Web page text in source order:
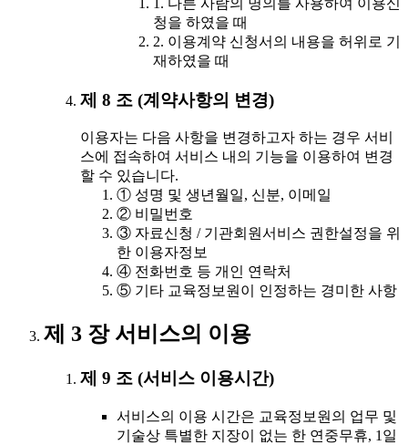
청을 하였을 때
2. 이용계약 신청서의 내용을 허위로 기
재하였을 때
제 8 조 (계약사항의 변경)
이용자는 다음 사항을 변경하고자 하는 경우 서비
스에 접속하여 서비스 내의 기능을 이용하여 변경
할 수 있습니다.
① 성명 및 생년월일, 신분, 이메일
② 비밀번호
③ 자료신청 / 기관회원서비스 권한설정을 위
한 이용자정보
④ 전화번호 등 개인 연락처
⑤ 기타 교육정보원이 인정하는 경미한 사항
제 3 장 서비스의 이용
제 9 조 (서비스 이용시간)
서비스의 이용 시간은 교육정보원의 업무 및
기술상 특별한 지장이 없는 한 연중무휴, 1일